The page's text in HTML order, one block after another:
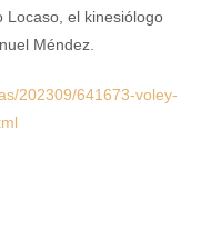
Locaso, el kinesiólogo
Méndez.
202309/641673-voley-